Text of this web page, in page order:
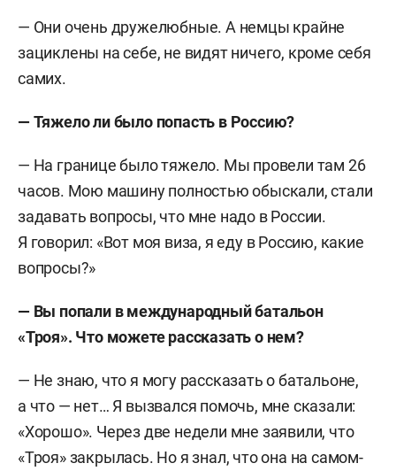
— Они очень дружелюбные. А немцы крайне
зациклены на себе, не видят ничего, кроме себя
самих.
— Тяжело ли было попасть в Россию?
— На границе было тяжело. Мы провели там 26
часов. Мою машину полностью обыскали, стали
задавать вопросы, что мне надо в России.
Я говорил: «Вот моя виза, я еду в Россию, какие
вопросы?»
— Вы попали в международный батальон
«Троя». Что можете рассказать о нем?
— Не знаю, что я могу рассказать о батальоне,
а что — нет… Я вызвался помочь, мне сказали:
«Хорошо». Через две недели мне заявили, что
«Троя» закрылась. Но я знал, что она на самом-